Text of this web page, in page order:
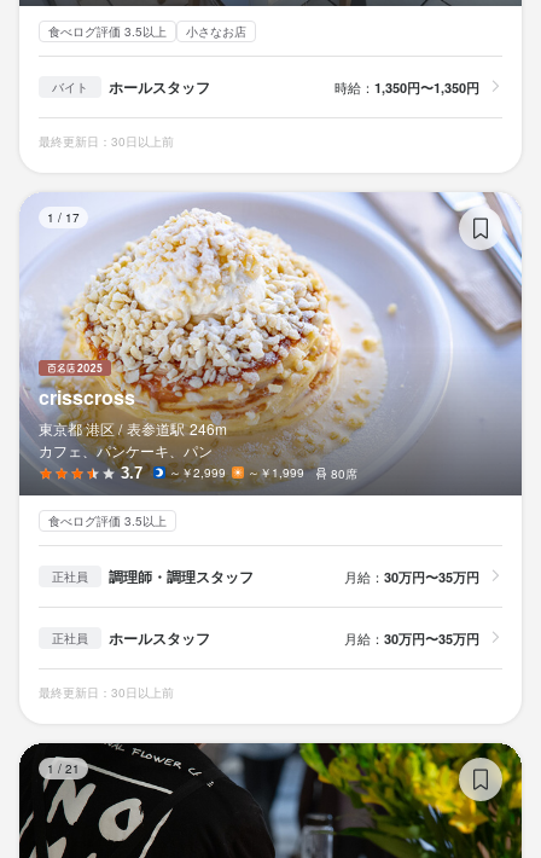
食べログ評価 3.5以上 小さなお店
バイト ホールスタッフ 時給： 1,350円〜1,350円
最終更新日：30日以上前
1 / 17
crisscross
東京都 港区 / 表参道駅 246m
カフェ、パンケーキ、パン
3.7 ～￥2,999 ～￥1,999 80席
食べログ評価 3.5以上
正社員 調理師・調理スタッフ 月給： 30万円〜35万円
正社員 ホールスタッフ 月給： 30万円〜35万円
最終更新日：30日以上前
1 / 21